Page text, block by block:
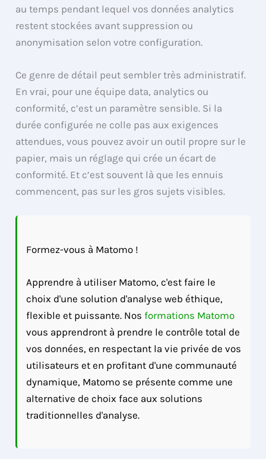
au temps pendant lequel vos données analytics
restent stockées avant suppression ou
anonymisation selon votre configuration.
Ce genre de détail peut sembler très administratif.
En vrai, pour une équipe data, analytics ou
conformité, c’est un paramètre sensible. Si la
durée configurée ne colle pas aux exigences
attendues, vous pouvez avoir un outil propre sur le
papier, mais un réglage qui crée un écart de
conformité. Et c’est souvent là que les ennuis
commencent, pas sur les gros sujets visibles.
Formez-vous à Matomo !
Apprendre à utiliser Matomo, c'est faire le
choix d'une solution d'analyse web éthique,
flexible et puissante. Nosformations Matomo
vous apprendront à prendre le contrôle total de
vos données, en respectant la vie privée de vos
utilisateurs et en profitant d'une communauté
dynamique, Matomo se présente comme une
alternative de choix face aux solutions
traditionnelles d'analyse.